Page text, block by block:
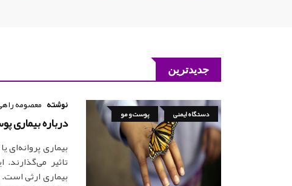
جدیدترین
دستگاه ایمنی پوست و مو
نوشته معصومه
درباره بیماری
تاثیر
بیماری ارثی